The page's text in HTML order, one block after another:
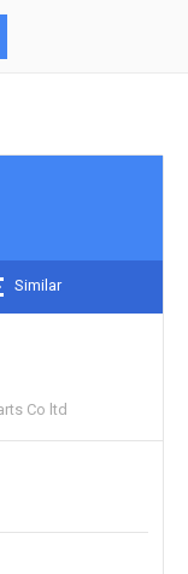
Similar
Co ltd